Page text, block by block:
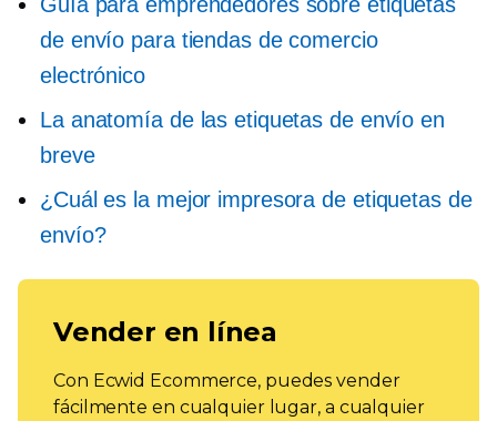
de envío para tiendas de comercio
electrónico
La anatomía de las etiquetas de envío en
breve
¿Cuál es la mejor impresora de etiquetas de
envío?
Vender en línea
Con Ecwid Ecommerce, puedes vender
fácilmente en cualquier lugar, a cualquier